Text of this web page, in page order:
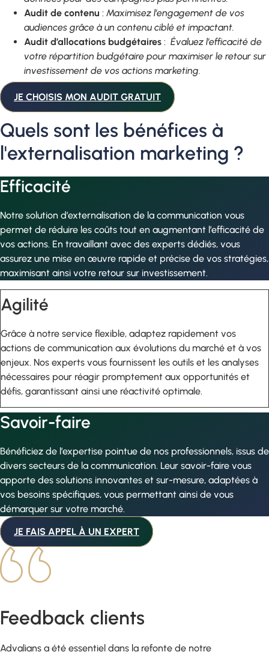
Audit de contenu : Maximisez l’engagement de vos
audiences grâce à un contenu ciblé et impactant.
Audit d’allocations budgétaires : Évaluez l’efficacité de
votre répartition budgétaire pour maximiser le retour sur
investissement de vos actions marketing.
JE CHOISIS MON AUDIT GRATUIT
Quels sont les bénéfices à
l'externalisation marketing ?
Efficacité
Notre solution d’externalisation de la communication vous
permet de réduire les coûts tout en augmentant l’efficacité de
vos actions. En travaillant avec des experts dédiés, vous
assurez une mise en œuvre rapide et précise de vos stratégies,
maximisant ainsi votre retour sur investissement.
Agilité
Grâce à notre service flexible, adaptez rapidement vos
actions de communication aux évolutions du marché et à vos
enjeux. Nos experts vous fournissent les outils et les analyses
nécessaires pour réagir promptement aux opportunités et
défis, garantissant ainsi une réactivité optimale.
Savoir-faire
Bénéficiez de l’expertise pointue de nos professionnels, issus de
divers secteurs de la communication. Leur savoir-faire vous
apporte des solutions innovantes et sur-mesure, adaptées à
vos besoins spécifiques, vous permettant ainsi de vous
démarquer sur votre marché.
JE FAIS APPEL À UN EXPERT
Feedback clients
Advalians a été essentiel dans la refonte de notre